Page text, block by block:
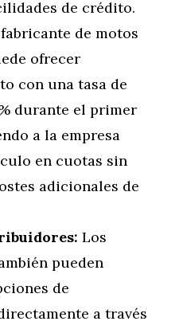
de crédito.
de motos
ofrecer
con una tasa de
durante el primer
a la empresa
en cuotas sin
adicionales de
Los
pueden
de
a través